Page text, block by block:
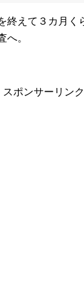
終えて３カ月く
へ。
スポンサーリンク